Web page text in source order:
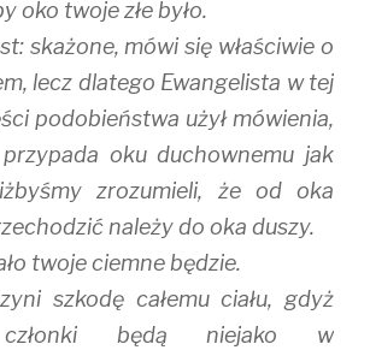
oko twoje złe było.
skażone, mówi się właściwie o
lecz dlatego Ewangelista w tej
podobieństwa użył mówienia,
oku duchownemu jak
zrozumieli, że od oka
należy do oka duszy.
twoje ciemne będzie.
szkodę całemu ciału, gdyż
członki będą niejako w